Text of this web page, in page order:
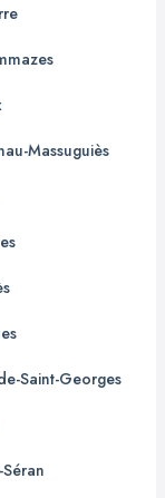
Massuguiès
Saint-Georges